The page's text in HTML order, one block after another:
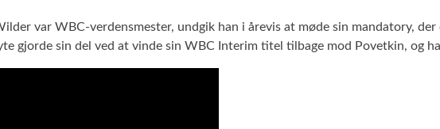
var WBC-verdensmester, undgik han i årevis at møde sin mandatory,
gjorde sin del ved at vinde sin WBC Interim titel tilbage mod Povetkin, og